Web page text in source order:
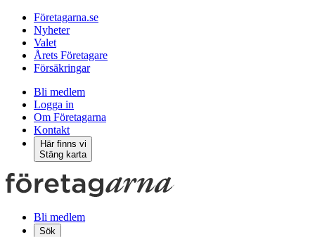
Företagarna.se
Nyheter
Valet
Årets Företagare
Försäkringar
Bli medlem
Logga in
Om Företagarna
Kontakt
Här finns vi
Stäng karta
Bli medlem
Sök